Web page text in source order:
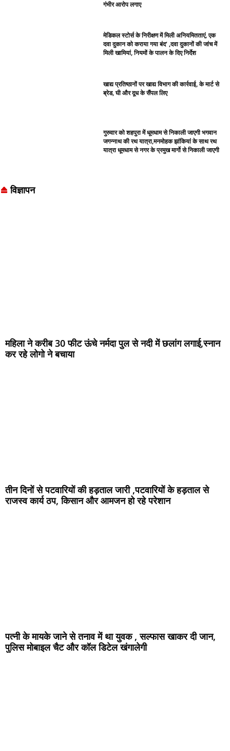
गंभीर आरोप लगाए
मेडिकल स्टोर्स के निरीक्षण में मिली अनियमितताएं, एक
दवा दुकान को कराया गया बंद’ ,दवा दुकानों की जांच में
मिली खामियां, नियमों के पालन के दिए निर्देश
खाद्य प्रतिष्ठानों पर खाद्य विभाग की कार्रवाई, के मार्ट से
ब्रेड, घी और दूध के सैंपल लिए
गुरुवार को शहपुरा में धूमधाम से निकाली जाएगी भगवान
जगन्नाथ की रथ यात्रा,मनमोहक झांकियां के साथ रथ
यात्रा धूमधाम से नगर के प्रमुख मार्गो से निकाली जाएगी
विज्ञापन
महिला ने करीब 30 फीट ऊंचे नर्मदा पुल से नदी में छलांग लगाई,स्नान
कर रहे लोगो ने बचाया
तीन दिनों से पटवारियों की हड़ताल जारी ,पटवारियों के हड़ताल से
राजस्व कार्य ठप, किसान और आमजन हो रहे परेशान
पत्नी के मायके जाने से तनाव में था युवक , सल्फास खाकर दी जान,
पुलिस मोबाइल चैट और कॉल डिटेल खंगालेगी